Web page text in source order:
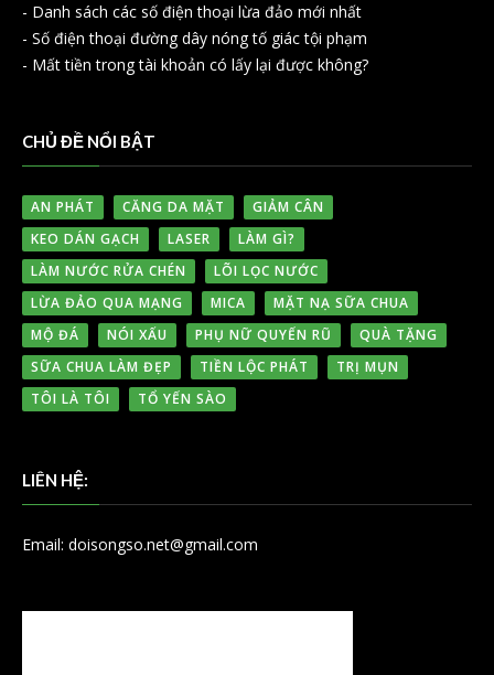
- Danh sách các số điện thoại lừa đảo mới nhất
- Số điện thoại đường dây nóng tố giác tội phạm
- Mất tiền trong tài khoản có lấy lại được không?
CHỦ ĐỀ NỔI BẬT
AN PHÁT CĂNG DA MẶT
GIẢM CÂN
KEO DÁN GẠCH
LASER
LÀM GÌ?
LÀM NƯỚC RỬA CHÉN
LÕI LỌC NƯỚC
LỪA ĐẢO QUA MẠNG
MICA
MẶT NẠ SỮA CHUA
MỘ ĐÁ
NÓI XẤU PHỤ NỮ QUYẾN RŨ
QUÀ TẶNG
SỮA CHUA LÀM ĐẸP
TIỀN LỘC PHÁT
TRỊ MỤN
TÔI LÀ TÔI
TỔ YẾN SÀO
LIÊN HỆ:
Email: doisongso.net@gmail.com